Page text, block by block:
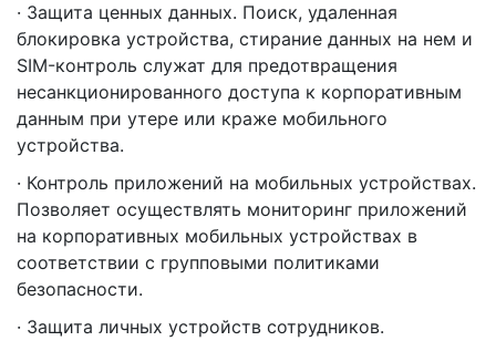
· Защита ценных данных. Поиск, удаленная
блокировка устройства, стирание данных на нем и
SIM-контроль служат для предотвращения
несанкционированного доступа к корпоративным
данным при утере или краже мобильного
устройства.
· Контроль приложений на мобильных устройствах.
Позволяет осуществлять мониторинг приложений
на корпоративных мобильных устройствах в
соответствии с групповыми политиками
безопасности.
· Защита личных устройств сотрудников.